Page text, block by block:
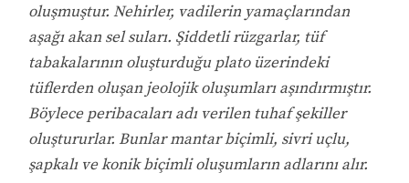
oluşmuştur. Nehirler, vadilerin yamaçlarından
aşağı akan sel suları. Şiddetli rüzgarlar, tüf
tabakalarının oluşturduğu plato üzerindeki
tüflerden oluşan jeolojik oluşumları aşındırmıştır.
Böylece peribacaları adı verilen tuhaf şekiller
oluştururlar. Bunlar mantar biçimli, sivri uçlu,
şapkalı ve konik biçimli oluşumların adlarını alır.